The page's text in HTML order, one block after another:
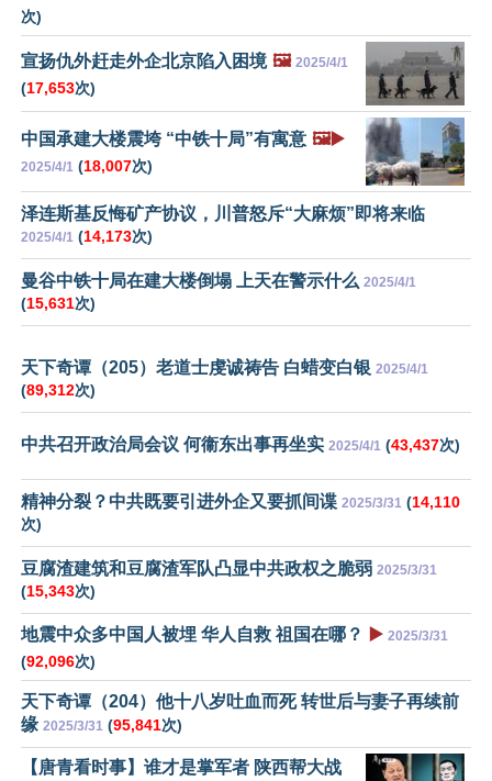
次)
宣扬仇外赶走外企北京陷入困境 🖼️ 2025/4/1
(17,653次)
中国承建大楼震垮 “中铁十局”有寓意 🖼️▶️
2025/4/1 (18,007次)
泽连斯基反悔矿产协议，川普怒斥“大麻烦”即将来临
2025/4/1 (14,173次)
曼谷中铁十局在建大楼倒塌 上天在警示什么 2025/4/1
(15,631次)
天下奇谭（205）老道士虔诚祷告 白蜡变白银 2025/4/1
(89,312次)
中共召开政治局会议 何衞东出事再坐实 2025/4/1 (43,437次)
精神分裂？中共既要引进外企又要抓间谍 2025/3/31 (14,110
次)
豆腐渣建筑和豆腐渣军队凸显中共政权之脆弱 2025/3/31
(15,343次)
地震中众多中国人被埋 华人自救 祖国在哪？ ▶️ 2025/3/31
(92,096次)
天下奇谭（204）他十八岁吐血而死 转世后与妻子再续前
缘 2025/3/31 (95,841次)
【唐青看时事】谁才是掌军者 陕西帮大战